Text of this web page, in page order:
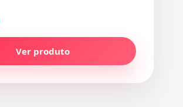
Ver produto